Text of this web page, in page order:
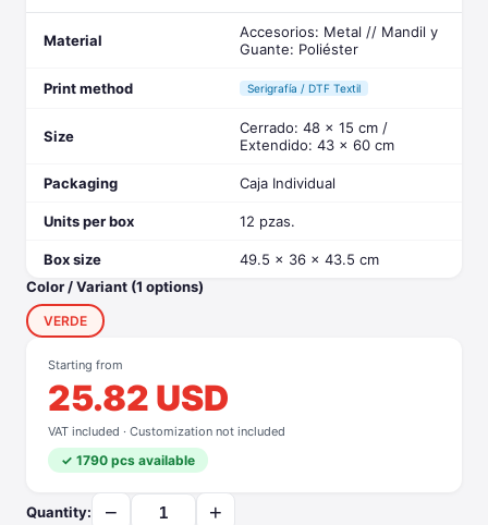
Material
Accesorios: Metal // Mandil y
Guante: Poliéster
Print method Serigrafía / DTF Textil
Size
Cerrado: 48 x 15 cm /
Extendido: 43 x 60 cm
Packaging Caja Individual
Units per box 12 pzas.
Box size
49.5 x 36 x 43.5 cm
Color / Variant (1 options)
VERDE
Starting from
25.82 USD
VAT included · Customization not included
✓ 1790 pcs available
Quantity: − +